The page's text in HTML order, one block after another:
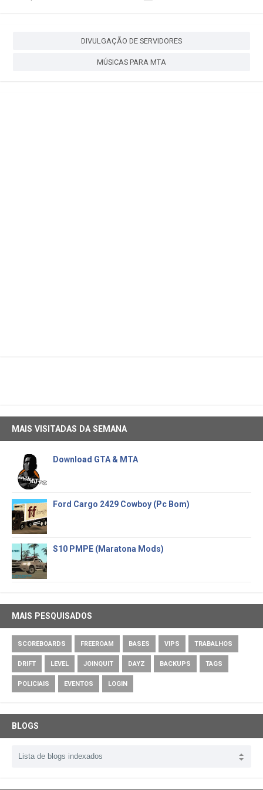
DIVULGAÇÃO DE SERVIDORES
MÚSICAS PARA MTA
MAIS VISITADAS DA SEMANA
Download GTA & MTA
Ford Cargo 2429 Cowboy (Pc Bom)
S10 PMPE (Maratona Mods)
MAIS PESQUISADOS
SCOREBOARDS FREEROAM BASES VIPS TRABALHOS
DRIFT LEVEL JOINQUIT DAYZ BACKUPS TAGS
POLICIAIS EVENTOS LOGIN
BLOGS